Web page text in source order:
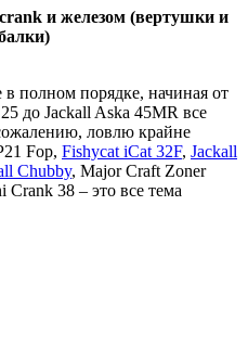
crankи железом (вертушки и
полном порядке, начиная от
до Jackall Aska 45MR все
ловлю крайне
Fop, Fishycat iCat 32F, Jackall
Chubby, Major Craft Zoner
38 – это все тема